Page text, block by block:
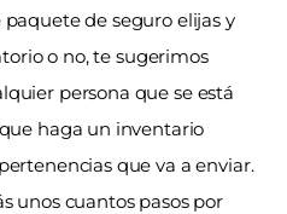
de seguro elijas y
o no, te sugerimos
persona que se está
haga un inventario
que va a enviar.
unos cuantos pasos por